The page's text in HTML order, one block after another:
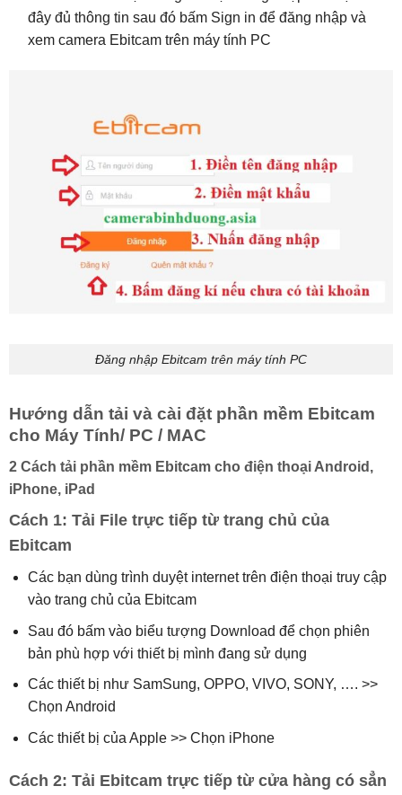
đây đủ thông tin sau đó bấm Sign in để đăng nhập và
xem camera Ebitcam trên máy tính PC
Đăng nhập Ebitcam trên máy tính PC
Hướng dẫn tải và cài đặt phần mềm Ebitcam
cho Máy Tính/ PC / MAC
2 Cách tải phần mềm Ebitcam cho điện thoại Android,
iPhone, iPad
Cách 1: Tải File trực tiếp từ trang chủ của
Ebitcam
Các bạn dùng trình duyệt internet trên điện thoại truy cập
vào trang chủ của Ebitcam
Sau đó bấm vào biểu tượng Download để chọn phiên
bản phù hợp với thiết bị mình đang sử dụng
Các thiết bị như SamSung, OPPO, VIVO, SONY, …. >>
Chọn Android
Các thiết bị của Apple >> Chọn iPhone
Cách 2: Tải Ebitcam trực tiếp từ cửa hàng có sẳn